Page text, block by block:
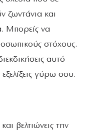
ζωντάνια και
Μπορείς να
στόχους.
αυτό
εξελίξεις γύρω σου.
βελτιώνεις την